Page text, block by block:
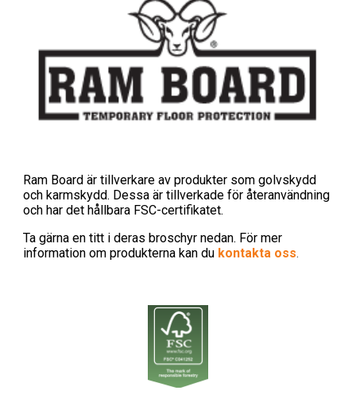
Ram Board är tillverkare av produkter som golvskydd
och karmskydd. Dessa är tillverkade för återanvändning
och har det hållbara FSC-certifikatet.
Ta gärna en titt i deras broschyr nedan. För mer
information om produkternakan du kontakta oss.